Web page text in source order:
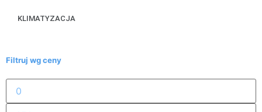
KLIMATYZACJA
Filtruj wg ceny